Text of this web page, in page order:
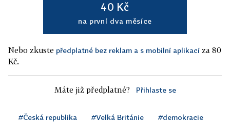
40 Kč
na první dva měsíce
Nebo zkuste předplatné bez reklam a s mobilní aplikací za 80
Kč.
Máte již předplatné? Přihlaste se
#Česká republika #Velká Británie #demokracie